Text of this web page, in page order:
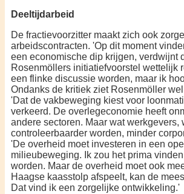
Deeltijdarbeid
De fractievoorzitter maakt zich ook
arbeidscontracten. 'Op dit moment
een economische dip krijgen, ver­dwijnt
Rosenmöllers initiatiefvoorstel wettelijk
een flinke discussie worden, maar ik
Ondanks de kritiek ziet Rosen­möller
'Dat de vakbeweging kiest voor
verkeerd. De over­legeconomie heeft
andere sectoren. Maar wat
controleerbaarder worden, minder
'De overheid moet investeren in een
milieube­weging. Ik zou het prima
worden. Maar de over­heid moet ook
Haagse kaasstolp afspeelt, kan de
Dat vind ik een zorgelijke ontwikkeling.'